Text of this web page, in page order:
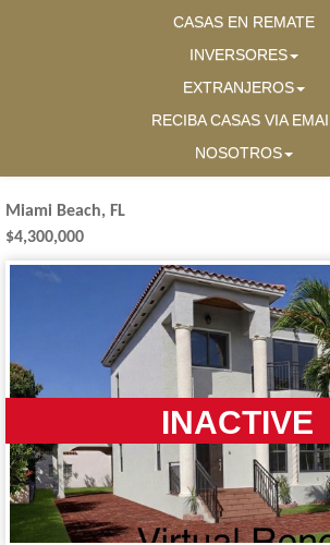
CASAS EN REMATE
INVERSORES
EXTRANJEROS
RECIBA CASAS VIA
NOSOTROS
Miami Beach, FL
$4,300,000
INACTIVE